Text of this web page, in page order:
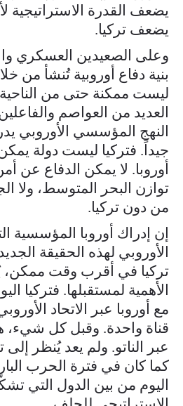
يضعف القدرة الاستراتيجية
يضعف تركيا.
وعلى الصعيدين العسكري
بنية دفاع أوروبية تُنشأ من
ليست ممكنة حتى من الناحية
العديد من العواصم
النهج المؤسسي الأوروبي
جيداً. فتركيا ليست دولة
أوروبا. لا يمكن الدفاع عن
توازن البحر المتوسط، ولا
من دون تركيا.
إن إدراك أوروبا المؤسسية
الأوروبي لهذه الحقيقة
تركيا في أقرب وقت ممكن،
الأهمية لمستقبلها. فتركيا
مع أوروبا عبر الاتحاد
قناة واحدة. وقبل كل شيء،
عبر الناتو. ولم يعد يُنظر إلى
كما كان في فترة الحرب
اليوم من بين الدول التي